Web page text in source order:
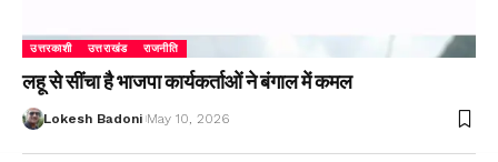
उत्तरकाशी उत्तराखंड राजनीति
लहू से सींचा है भाजपा कार्यकर्ताओं ने बंगाल में कमल
Lokesh Badoni May 10, 2026